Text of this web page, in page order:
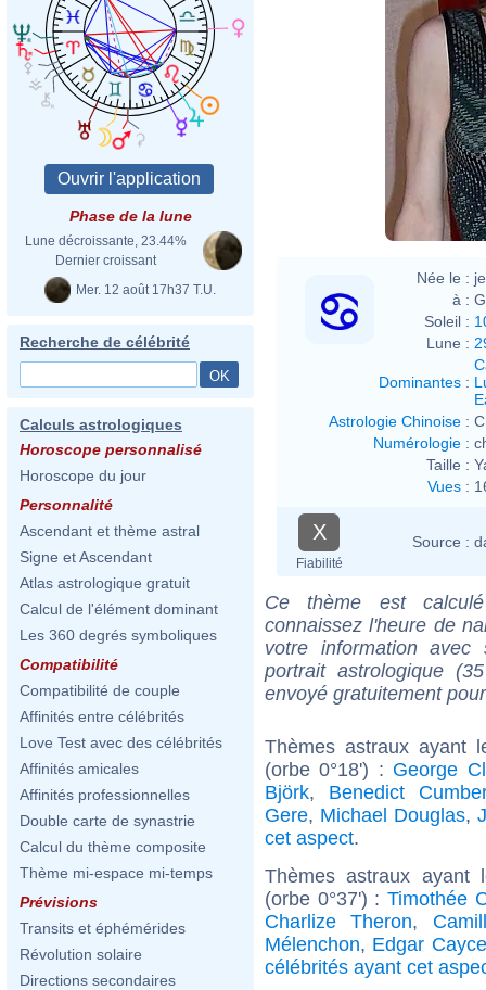
Phase de la lune
Lune décroissante, 23.44%
Dernier croissant
Mer. 12 août 17h37 T.U.
Recherche de célébrité
Calculs astrologiques
Horoscope personnalisé
Horoscope du jour
Personnalité
Ascendant et thème astral
Signe et Ascendant
Atlas astrologique gratuit
Calcul de l'élément dominant
Les 360 degrés symboliques
Compatibilité
Compatibilité de couple
Affinités entre célébrités
Love Test avec des célébrités
Affinités amicales
Affinités professionnelles
Double carte de synastrie
Calcul du thème composite
Thème mi-espace mi-temps
Prévisions
Transits et éphémérides
Révolution solaire
Directions secondaires
talk
Née le :
à :
Soleil :
Lune :
Dominantes :
Astrologie Chinoise :
Numérologie :
Taille :
Vues :
X
Fiabilité
Source :
Ce thème est
connaissez l'heure de
votre information
portrait astrologique
envoyé gratuitement
Thèmes astraux ayant
(orbe 0°18') : George
Björk, Benedict
Gere, Michael Douglas,
cet aspect.
Thèmes astraux ayant
(orbe 0°37') : Timothée
Charlize Theron,
Mélenchon, Edgar Cayce
célébrités ayant cet